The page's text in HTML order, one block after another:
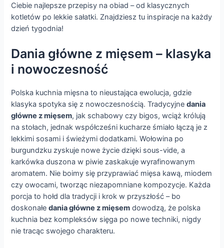
Ciebie najlepsze przepisy na obiad – od klasycznych
kotletów po lekkie sałatki. Znajdziesz tu inspiracje na każdy
dzień tygodnia!
Dania główne z mięsem – klasyka
i nowoczesność
Polska kuchnia mięsna to nieustająca ewolucja, gdzie
klasyka spotyka się z nowoczesnością. Tradycyjnedania
główne z mięsem, jak schabowy czy bigos, wciąż królują
na stołach, jednak współcześni kucharze śmiało łączą je z
lekkimi sosami i świeżymi dodatkami. Wołowina po
burgundzku zyskuje nowe życie dzięki sous-vide, a
karkówka duszona w piwie zaskakuje wyrafinowanym
aromatem. Nie boimy się przyprawiać mięsa kawą, miodem
czy owocami, tworząc niezapomniane kompozycje. Każda
porcja to hołd dla tradycji i krok w przyszłość – bo
doskonałedania główne z mięsem dowodzą, że polska
kuchnia bez kompleksów sięga po nowe techniki, nigdy
nie tracąc swojego charakteru.